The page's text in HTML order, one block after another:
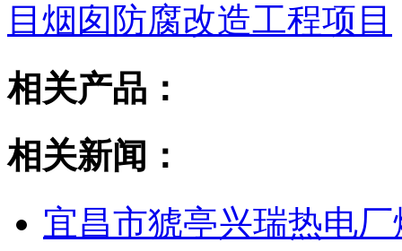
目烟囱防腐改造工程项目
相关产品：
相关新闻：
宜昌市猇亭兴瑞热电